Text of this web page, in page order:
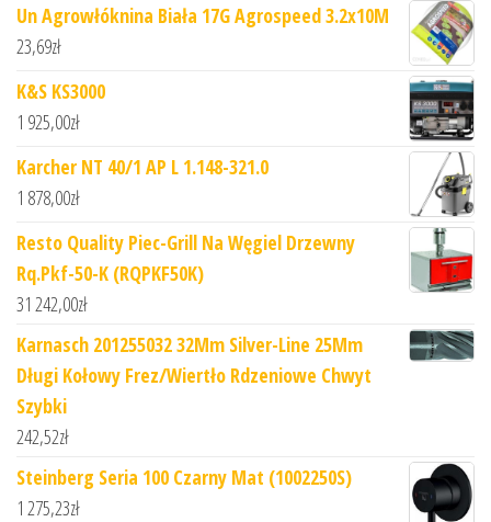
Un Agrowłóknina Biała 17G Agrospeed 3.2x10M
23,69zł
K&S KS3000
1 925,00zł
Karcher NT 40/1 AP L 1.148-321.0
1 878,00zł
Resto Quality Piec-Grill Na Węgiel Drzewny
Rq.Pkf-50-K (RQPKF50K)
31 242,00zł
Karnasch 201255032 32Mm Silver-Line 25Mm
Długi Kołowy Frez/Wiertło Rdzeniowe Chwyt
Szybki
242,52zł
Steinberg Seria 100 Czarny Mat (1002250S)
1 275,23zł